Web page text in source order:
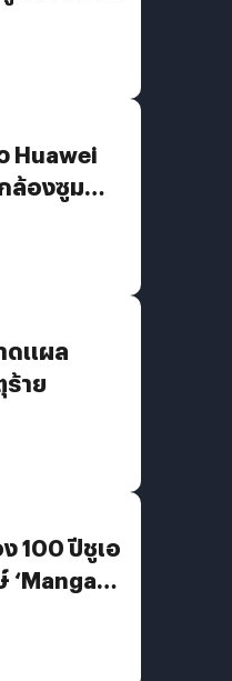
Huawei
ล้องซูม
ดแผล
ร้าย
100 ปีชูเอ
‘Manga